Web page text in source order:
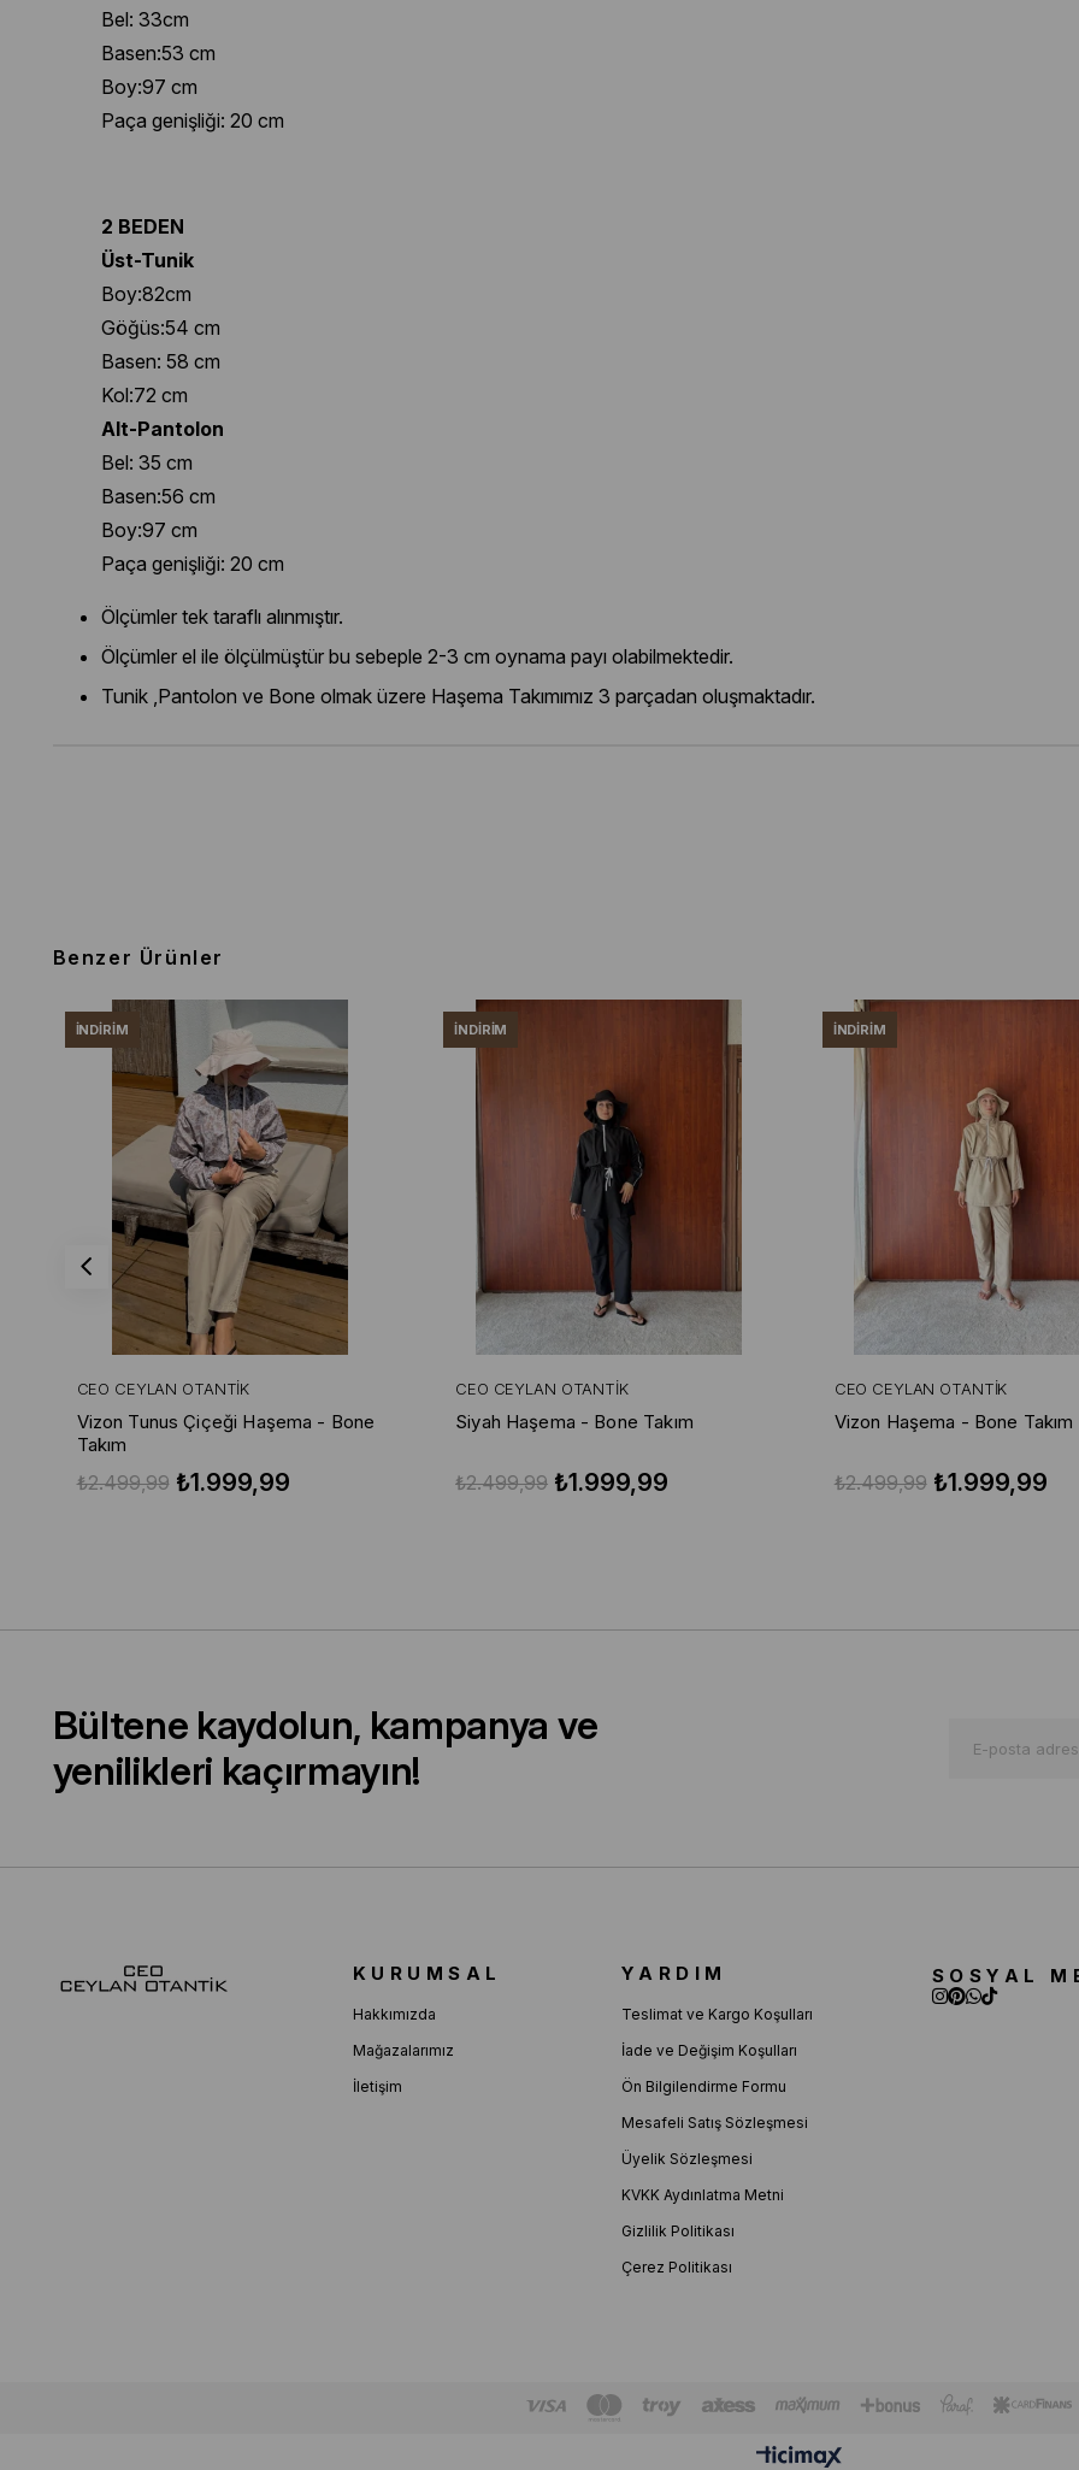
Bel: 33cm
Basen:53 cm
Boy:97 cm
Paça genişliği: 20 cm
2 BEDEN
Üst-Tunik
Boy:82cm
Göğüs:54 cm
Basen: 58 cm
Kol:72 cm
Alt-Pantolon
Bel: 35 cm
Basen:56 cm
Boy:97 cm
Paça genişliği: 20 cm
Ölçümler tek taraflı alınmıştır.
Ölçümler el ile ölçülmüştür bu sebeple 2-3 cm oynama payı olabilmektedir.
Tunik ,Pantolon ve Bone olmak üzere Haşema Takımımız 3 parçadan oluşmaktadır.
Benzer Ürünler
CEO CEYLAN OTANTIK
Vizon Tunus Çiçeği Haşema - Bone
Takım
₺1.999,99
₺2.499,99
İNDIRIM
CEO CEYLAN OTANTIK
Siyah Haşema - Bone Takım
₺1.999,99
₺2.499,99
İNDIRIM
CEO CEYLAN OTANTIK
Vizon Haşema - Bone Takım
₺1.999,99
₺2.499,99
İNDIRIM
Bültene kaydolun, kampanya ve
yenilikleri kaçırmayın!
KURUMSAL
Hakkımızda
Mağazalarımız
İletişim
YARDIM
Teslimat ve Kargo Koşulları
İade ve Değişim Koşulları
Ön Bilgilendirme Formu
Mesafeli Satış Sözleşmesi
Üyelik Sözleşmesi
KVKK Aydınlatma Metni
Gizlilik Politikası
Çerez Politikası
SOSYAL